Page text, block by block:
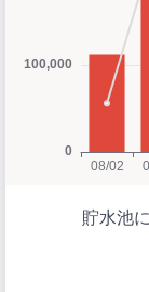
貯水池